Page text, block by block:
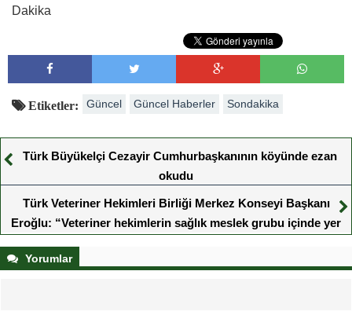
Dakika
Etiketler: Güncel Güncel Haberler Sondakika
Türk Büyükelçi Cezayir Cumhurbaşkanının köyünde ezan
okudu
Türk Veteriner Hekimleri Birliği Merkez Konseyi Başkanı
Eroğlu: “Veteriner hekimlerin sağlık meslek grubu içinde yer
Yorumlar